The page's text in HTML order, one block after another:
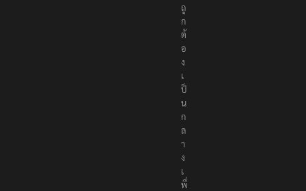
ถู
ก
ต้
อ
ง
เ
ป็
น
ก
ล
า
ง
เ
พื่